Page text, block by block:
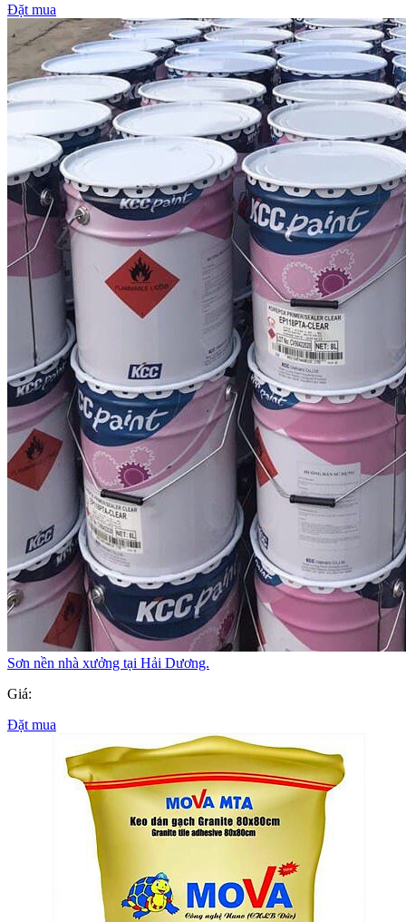
Đặt mua
Sơn nền nhà xưởng tại Hải Dương.
Giá:
Đặt mua